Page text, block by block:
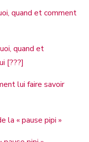
quand et comment
quand et
[???]
lui faire savoir
la « pause pipi »